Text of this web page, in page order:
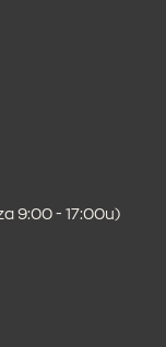
9:00 - 17:00u)